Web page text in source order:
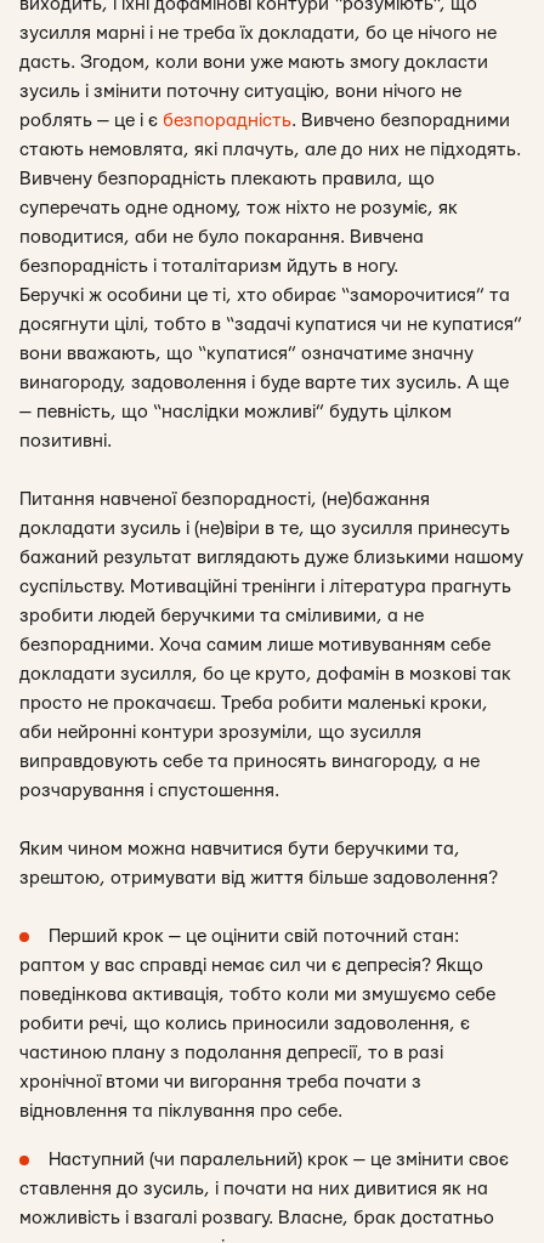
виходить, і їхні дофамінові контури “розуміють”, що
зусилля марні і не треба їх докладати, бо це нічого не
дасть. Згодом, коли вони уже мають змогу докласти
зусиль і змінити поточну ситуацію, вони нічого не
роблять — це і є безпорадність. Вивчено безпорадними
стають немовлята, які плачуть, але до них не підходять.
Вивчену безпорадність плекають правила, що
суперечать одне одному, тож ніхто не розуміє, як
поводитися, аби не було покарання. Вивчена
безпорадність і тоталітаризм йдуть в ногу.
Беручкі ж особини це ті, хто обирає “заморочитися” та
досягнути цілі, тобто в “задачі купатися чи не купатися”
вони вважають, що “купатися” означатиме значну
винагороду, задоволення і буде варте тих зусиль. А ще
— певність, що “наслідки можливі” будуть цілком
позитивні.
Питання навченої безпорадності, (не)бажання
докладати зусиль і (не)віри в те, що зусилля принесуть
бажаний результат виглядають дуже близькими нашому
суспільству. Мотиваційні тренінги і література прагнуть
зробити людей беручкими та сміливими, а не
безпорадними. Хоча самим лише мотивуванням себе
докладати зусилля, бо це круто, дофамін в мозкові так
просто не прокачаєш. Треба робити маленькі кроки,
аби нейронні контури зрозуміли, що зусилля
виправдовують себе та приносять винагороду, а не
розчарування і спустошення.
Яким чином можна навчитися бути беручкими та,
зрештою, отримувати від життя більше задоволення?
Перший крок — це оцінити свій поточний стан:
раптом у вас справді немає сил чи є депресія? Якщо
поведінкова активація, тобто коли ми змушуємо себе
робити речі, що колись приносили задоволення, є
частиною плану з подолання депресії, то в разі
хронічної втоми чи вигорання треба почати з
відновлення та піклування про себе.
Наступний (чи паралельний) крок — це змінити своє
ставлення до зусиль, і почати на них дивитися як на
можливість і взагалі розвагу. Власне, брак достатньо